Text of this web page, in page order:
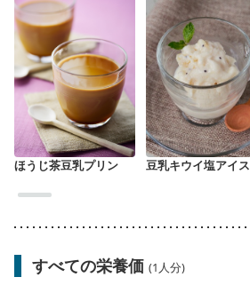
ほうじ茶豆乳プリン 豆乳キウイ塩アイス
すべての栄養価 (1人分)